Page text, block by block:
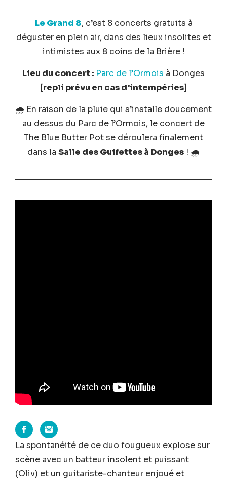
Le Grand 8, c’est 8 concerts gratuits à
déguster en plein air, dans des lieux insolites et
intimistes aux 8 coins de la Brière !
Lieu du concert : Parc de l’Ormois à Donges
[repli prévu en cas d’intempéries]
🌧️ En raison de la pluie qui s’installe doucement
au dessus du Parc de l’Ormois, le concert de
The Blue Butter Potse déroulera finalement
dans la Salle des Guifettes à Donges ! 🌧️
La spontanéité de ce duo fougueux explose sur
scène avec un batteur insolent et puissant
(Oliv) et un guitariste-chanteur enjoué et